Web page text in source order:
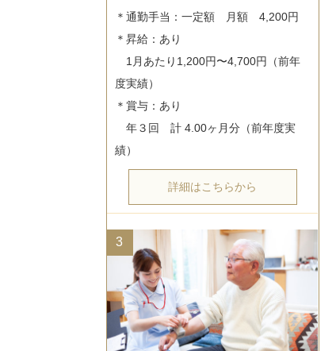
＊通勤手当：一定額　月額　4,200円
＊昇給：あり
1月あたり1,200円〜4,700円（前年
度実績）
＊賞与：あり
年３回　計 4.00ヶ月分（前年度実
詳細はこちらから
3